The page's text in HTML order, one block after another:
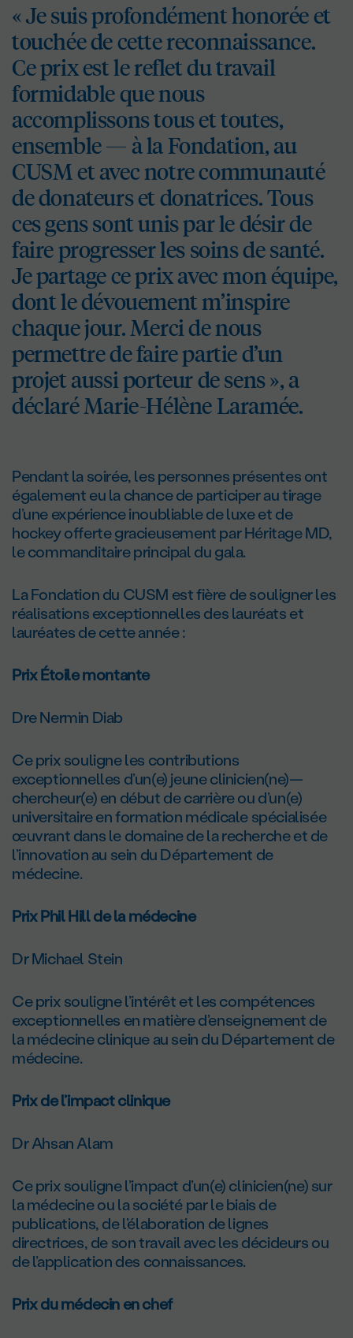
« Je suis profondément honorée et
touchée de cette reconnaissance.
Ce prix est le reflet du travail
formidable que nous
accomplissons tous et toutes,
ensemble — à la Fondation, au
CUSM et avec notre communauté
de donateurs et donatrices. Tous
ces gens sont unis par le désir de
faire progresser les soins de santé.
Je partage ce prix avec mon équipe,
dont le dévouement m’inspire
chaque jour. Merci de nous
permettre de faire partie d’un
projet aussi porteur de sens », a
déclaré Marie-Hélène Laramée.
Pendant la soirée, les personnes présentes ont
également eu la chance de participer au tirage
d’une expérience inoubliable de luxe et de
hockey offerte gracieusement par Héritage MD,
le commanditaire principal du gala.
La Fondation du CUSM est fière de souligner les
réalisations exceptionnelles des lauréats et
lauréates de cette année :
Prix Étoile montante
Dre Nermin Diab
Ce prix souligne les contributions
exceptionnelles d’un(e) jeune clinicien(ne)—
chercheur(e) en début de carrière ou d’un(e)
universitaire en formation médicale spécialisée
œuvrant dans le domaine de la recherche et de
l’innovation au sein du Département de
médecine.
Prix Phil Hill de la médecine
Dr Michael Stein
Ce prix souligne l’intérêt et les compétences
exceptionnelles en matière d’enseignement de
la médecine clinique au sein du Département de
médecine.
Prix de l’impact clinique
Dr Ahsan Alam
Ce prix souligne l’impact d’un(e) clinicien(ne) sur
la médecine ou la société par le biais de
publications, de l’élaboration de lignes
directrices, de son travail avec les décideurs ou
de l’application des connaissances.
Prix du médecin en chef